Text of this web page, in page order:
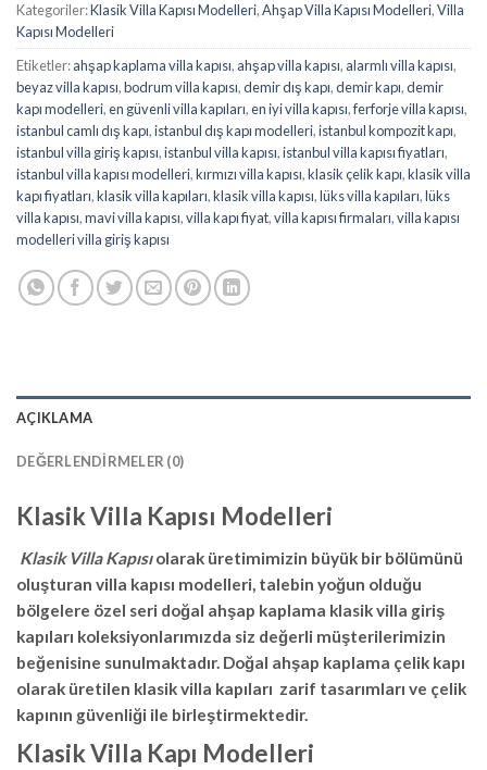
Kategoriler:Klasik Villa Kapısı Modelleri,Ahşap Villa Kapısı Modelleri,Villa
Kapısı Modelleri
Etiketler:ahşap kaplama villa kapısı, ahşap villa kapısı, alarmlı villa kapısı,
beyaz villa kapısı,bodrum villa kapısı,demir dış kapı,demir kapı,demir
kapı modelleri,en güvenli villa kapıları,en iyi villa kapısı,ferforje villa kapısı,
istanbul camlı dış kapı,istanbul dış kapı modelleri,istanbul kompozit kapı,
istanbul villa giriş kapısı,istanbul villa kapısı,istanbul villa kapısı fiyatları,
istanbul villa kapısı modelleri,kırmızı villa kapısı,klasik çelik kapı,klasik villa
kapı fiyatları,klasik villa kapıları,klasik villa kapısı,lüks villa kapıları,lüks
villa kapısı,mavi villa kapısı,villa kapı fiyat,villa kapısı firmaları,villa kapısı
modelleri villa giriş kapısı
AÇIKLAMA
DEĞERLENDIRMELER (0)
Klasik Villa Kapısı Modelleri
Klasik Villa Kapısıolarak üretimimizin büyük bir bölümünü
oluşturan villa kapısı modelleri, talebin yoğun olduğu
bölgelere özel seri doğal ahşap kaplama klasik villa giriş
kapıları koleksiyonlarımızda siz değerli müşterilerimizin
beğenisine sunulmaktadır. Doğal ahşap kaplama çelik kapı
olarak üretilen klasik villa kapıları zarif tasarımları ve çelik
kapının güvenliği ile birleştirmektedir.
Klasik Villa Kapı Modelleri